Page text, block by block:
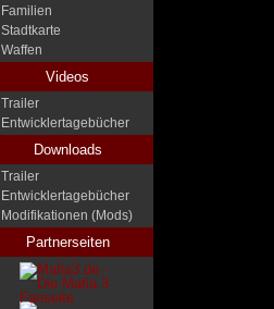
Familien
Stadtkarte
Waffen
Videos
Trailer
Entwicklertagebücher
Downloads
Trailer
Entwicklertagebücher
Modifikationen (Mods)
Partnerseiten